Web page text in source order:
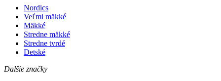
Nordics
Veľmi mäkké
Mäkké
Stredne mäkké
Stredne tvrdé
Detské
Dalšie značky